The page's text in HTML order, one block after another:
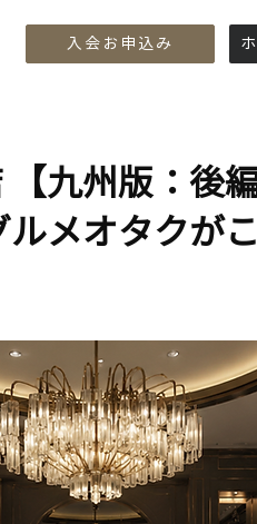
​入会お申込み
九州版：後編
メオタクが